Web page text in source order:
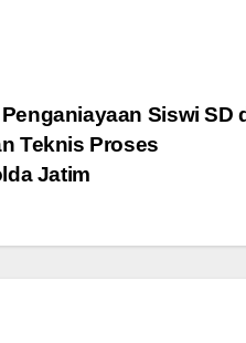
Siswi SD
Teknis Proses
Jatim